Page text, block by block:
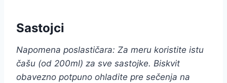
Sastojci
Napomena poslastičara: Za meru koristite istu
čašu (od 200ml) za sve sastojke. Biskvit
obavezno potpuno ohladite pre sečenja na